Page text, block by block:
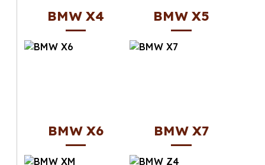
BMW X4 BMW X5
BMW X6 BMW X7